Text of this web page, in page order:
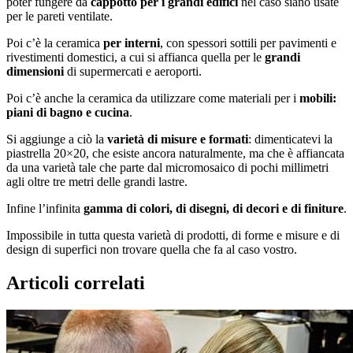
per le pareti ventilate.
Poi c’è la ceramica per interni, con spessori sottili per pavimenti e
rivestimenti domestici, a cui si affianca quella per le grandi
dimensionidi supermercati e aeroporti.
Poi c’è anche la ceramica da utilizzare come materiali per i mobili:
piani di bagno e cucina.
Si aggiunge a ciò la varietà di misure e formati: dimenticatevi la
piastrella 20×20, che esiste ancora naturalmente, ma che è affiancata
da una varietà tale che parte dal micromosaico di pochi millimetri
agli oltre tre metri delle grandi lastre.
Infine l’infinita gamma di colori, di disegni, di decori e di finiture.
Impossibile in tutta questa varietà di prodotti, di forme e misure e di
design di superfici non trovare quella che fa al caso vostro.
Articoli correlati